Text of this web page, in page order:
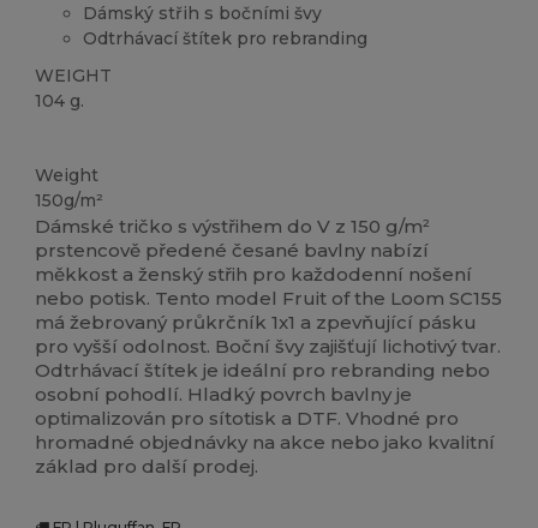
Dámský střih s bočními švy
Odtrhávací štítek pro rebranding
WEIGHT
104 g.
Weight
150g/m²
Dámské tričko s výstřihem do V z 150 g/m²
prstencově předené česané bavlny nabízí
měkkost a ženský střih pro každodenní nošení
nebo potisk. Tento model Fruit of the Loom SC155
má žebrovaný průkrčník 1x1 a zpevňující pásku
pro vyšší odolnost. Boční švy zajišťují lichotivý tvar.
Odtrhávací štítek je ideální pro rebranding nebo
osobní pohodlí. Hladký povrch bavlny je
optimalizován pro sítotisk a DTF. Vhodné pro
hromadné objednávky na akce nebo jako kvalitní
základ pro další prodej.